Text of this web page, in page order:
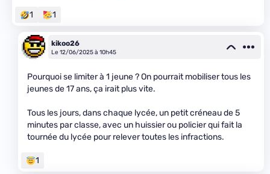
1 1
kikoo26
Le 12/06/2025 à 10h45
Pourquoi se limiter à 1 jeune ? On pourrait mobiliser tous les
jeunes de 17 ans, ça irait plus vite.
Tous les jours, dans chaque lycée, un petit créneau de 5
minutes par classe, avec un huissier ou policier qui fait la
tournée du lycée pour relever toutes les infractions.
1